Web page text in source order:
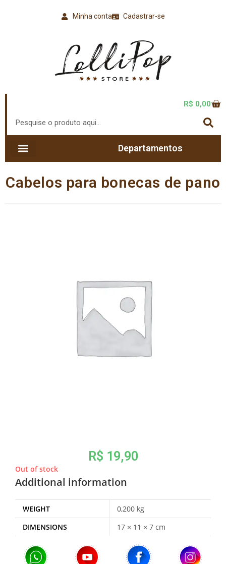
Cadastrar-se
Minha conta
R$ 0,00
Departamentos
Cabelos para bonecas de pano
R$ 19,90
Out of stock
Additional information
WEIGHT
0,200 kg
DIMENSIONS
17 × 11 × 7 cm